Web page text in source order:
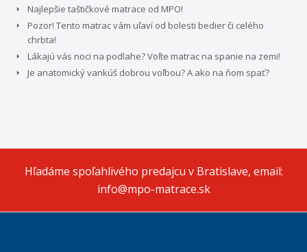
Najlepšie taštičkové matrace od MPO!
Pozor! Tento matrac vám uľaví od bolesti bedier či celého
chrbta!
Lákajú vás noci na podlahe? Voľte matrac na spanie na zemi!
Je anatomický vankúš dobrou voľbou? A ako na ňom spať?
Hľadáme spoľahlivého predajcu v Bratislave, email:
info@mpo-matrace.sk